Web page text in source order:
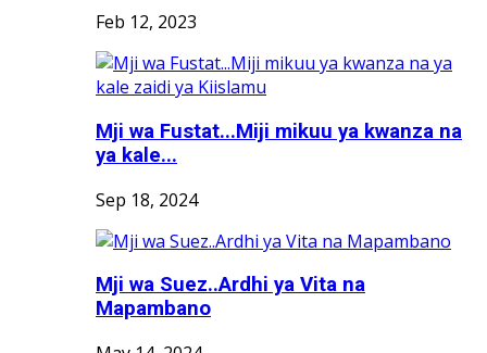
Feb 12, 2023
Mji wa Fustat...Miji mikuu ya kwanza na
ya kale...
Sep 18, 2024
Mji wa Suez..Ardhi ya Vita na
Mapambano